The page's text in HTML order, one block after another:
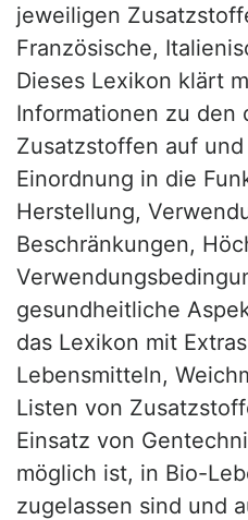
jeweiligen
Französische,
Dieses Lexikon klärt
Informationen zu den
Zusatzstoffen auf
Einordnung in die
Herstellung,
Beschränkungen,
gesundheitliche
das Lexikon mit
Lebensmitteln,
Listen von
Einsatz von
möglich ist, in Bio-
zugelassen sind und